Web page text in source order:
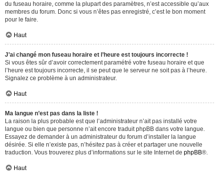
du fuseau horaire, comme la plupart des paramètres, n’est accessible qu’aux
membres du forum. Donc si vous n’êtes pas enregistré, c’est le bon moment
pour le faire.
Haut
J’ai changé mon fuseau horaire et l’heure est toujours incorrecte !
Si vous êtes sûr d’avoir correctement paramétré votre fuseau horaire et que
l’heure est toujours incorrecte, il se peut que le serveur ne soit pas à l’heure.
Signalez ce problème à un administrateur.
Haut
Ma langue n’est pas dans la liste !
La raison la plus probable est que l’administrateur n’ait pas installé votre
langue ou bien que personne n’ait encore traduit phpBB dans votre langue.
Essayez de demander à un administrateur du forum d’installer la langue
désirée. Si elle n’existe pas, n’hésitez pas à créer et partager une nouvelle
traduction. Vous trouverez plus d’informations sur le site Internet de phpBB®.
Haut